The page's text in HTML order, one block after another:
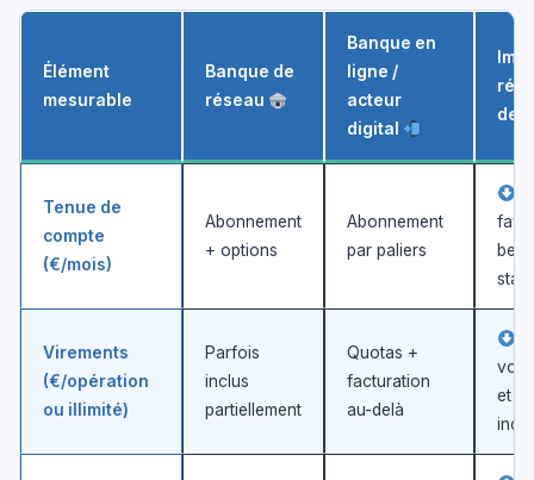
Élément
mesurable
Banque de
réseau
Banque en
ligne /
acteur
digital
des
Tenue de
compte
(€/mois)
Abonnement
+ options
Abonnement
par paliers
Virements
(€/opération
ou illimité)
Parfois
inclus
partiellement
Quotas +
facturation
au-delà
et